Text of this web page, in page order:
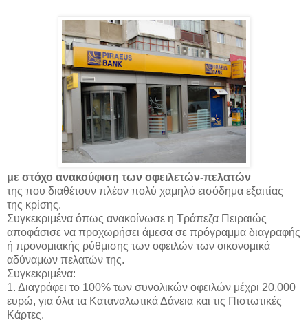
με στόχο ανακούφιση των οφειλετών-πελατών
της που διαθέτουν πλέον πολύ χαμηλό εισόδημα εξαιτίας
της κρίσης.
Συγκεκριμένα όπως ανακοίνωσε η Τράπεζα Πειραιώς
αποφάσισε να προχωρήσει άμεσα σε πρόγραμμα διαγραφής
ή προνομιακής ρύθμισης των οφειλών των οικονομικά
αδύναμων πελατών της.
Συγκεκριμένα:
1. Διαγράφει το 100% των συνολικών οφειλών μέχρι 20.000
ευρώ, για όλα τα Καταναλωτικά Δάνεια και τις Πιστωτικές
Κάρτες.